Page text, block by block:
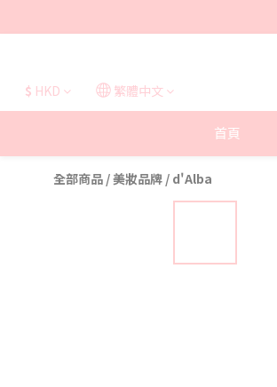
$ HKD 繁體中文
首頁
全部商品 /美妝品牌 / d'Alba